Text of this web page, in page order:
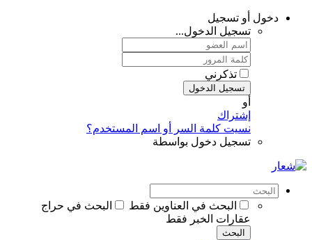
دخول أو تسجيل
تسجيل الدخول...
تذكرني
تسجيل الدخول
أو
إشتراك
نسيت كلمة السر أو اسم المستخدم؟
تسجيل دخول بواسطة
البحث في العناوين فقط
البحث في حراج
عقارات الخبر فقط
البحث